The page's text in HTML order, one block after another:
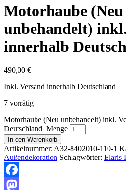
Motorhaube (Neu
unbehandelt)
innerhalb
490,00 €
Inkl. Versand innerhalb Deutschland
7 vorrätig
Motorhaube (Neu unbehandelt) inkl.
Deutschland Menge
In den Warenkorb
Artikelnummer: A32-8402010-110-1
Außendekoration Schlagwörter: Elaris
Facebook